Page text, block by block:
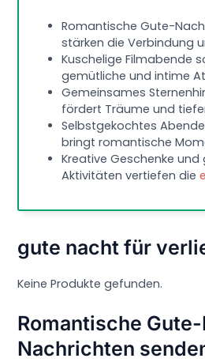
Romantische Gute-
stärken die Verbindung
Kuschelige Filmabende
gemütliche und intime
Gemeinsames
fördert Träume und
Selbstgekochtes
bringt romantische
Kreative Geschenke
Aktivitäten vertiefen die
gute nacht für
Keine Produkte gefunden.
Romantische
Nachrichten